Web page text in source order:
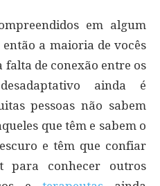
em algum
a maioria de vocês
falta de conexão entre os
ainda é
pessoas não sabem
que têm e sabem o
e têm que confiar
para conhecer outros